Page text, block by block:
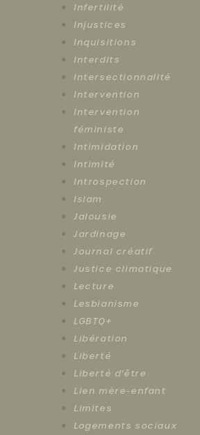
Infertilité
Injustices
Inquisitions
Interdits
Intersectionnalité
Intervention
Intervention
féministe
Intimidation
Intimité
Introspection
Islam
Jalousie
Jardinage
Journal créatif
Justice climatique
Lecture
Lesbianisme
LGBTQ+
Libération
Liberté
Liberté d'être
Lien mère-enfant
Limites
Logements sociaux